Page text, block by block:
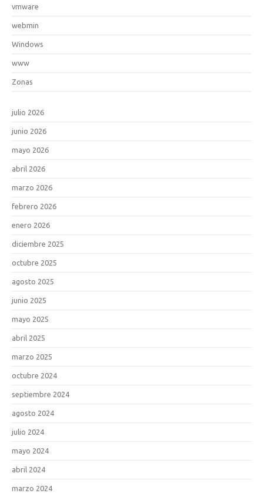
vmware
webmin
Windows
www
Zonas
julio 2026
junio 2026
mayo 2026
abril 2026
marzo 2026
febrero 2026
enero 2026
diciembre 2025
octubre 2025
agosto 2025
junio 2025
mayo 2025
abril 2025
marzo 2025
octubre 2024
septiembre 2024
agosto 2024
julio 2024
mayo 2024
abril 2024
marzo 2024